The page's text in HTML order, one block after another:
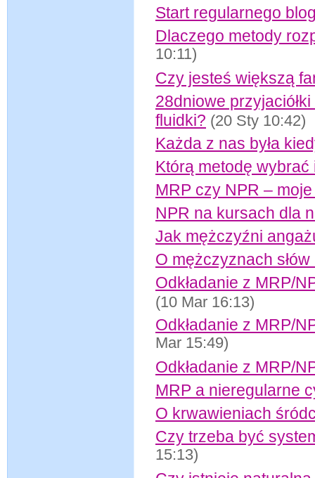
Start regularnego
Dlaczego metody
10:11)
Czy jesteś większą
28dniowe
fluidki? (20 Sty 10:42)
Każda z nas była
Którą metodę
MRP czy NPR –
NPR na kursach dla
Jak mężczyźni
O mężczyznach słów
Odkładanie z MRP/
(10 Mar 16:13)
Odkładanie z MRP/
Mar 15:49)
Odkładanie z MRP/
MRP a nieregularne
O krwawieniach
Czy trzeba być
15:13)